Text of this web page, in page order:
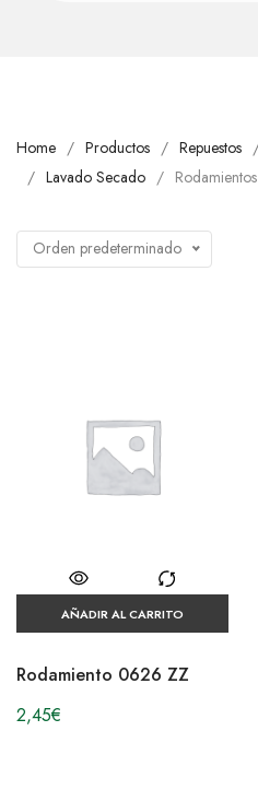
Home Productos Repuestos
Lavado Secado
Rodamientos
Orden predeterminado
AÑADIR AL CARRITO
Rodamiento 0626 ZZ
2,45€